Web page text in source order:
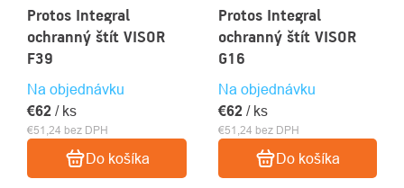
Protos Integral
ochranný štít VISOR
F39
Na objednávku
€51,24 bez DPH
€62 / ks
Do košíka
Protos Integral
ochranný štít VISOR
G16
Na objednávku
€51,24 bez DPH
€62 / ks
Do košíka